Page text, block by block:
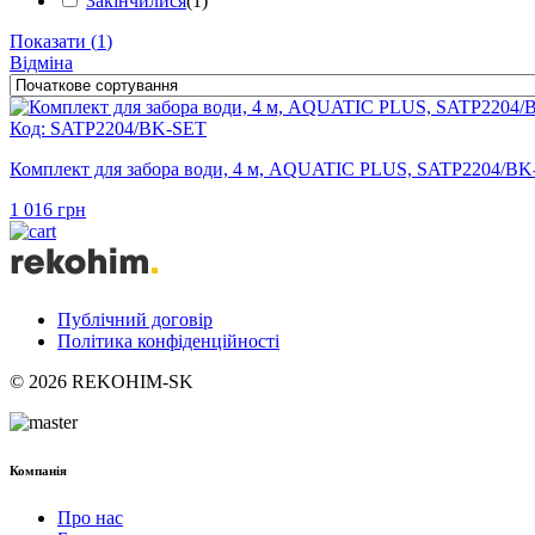
Показати (1)
Відміна
Код: SATP2204/BK-SET
Комплект для забора води, 4 м, AQUATIC PLUS, SATP2204/
1 016 грн
Публічний договір
Політика конфіденційності
© 2026 REKOHIM-SK
Компанія
Про нас